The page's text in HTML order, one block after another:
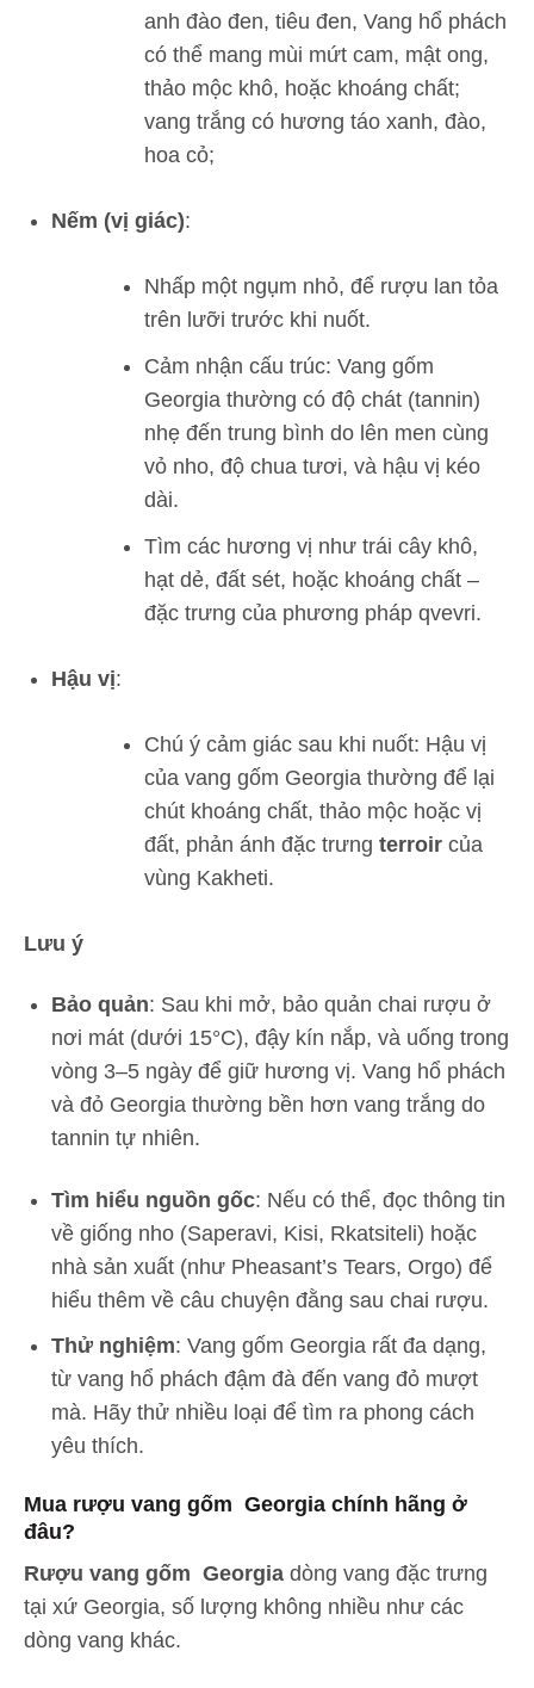
anh đào đen, tiêu đen, Vang hổ phách
có thể mang mùi mứt cam, mật ong,
thảo mộc khô, hoặc khoáng chất;
vang trắng có hương táo xanh, đào,
hoa cỏ;
Nếm (vị giác):
Nhấp một ngụm nhỏ, để rượu lan tỏa
trên lưỡi trước khi nuốt.
Cảm nhận cấu trúc: Vang gốm
Georgia thường có độ chát (tannin)
nhẹ đến trung bình do lên men cùng
vỏ nho, độ chua tươi, và hậu vị kéo
dài.
Tìm các hương vị như trái cây khô,
hạt dẻ, đất sét, hoặc khoáng chất –
đặc trưng của phương pháp qvevri.
Hậu vị:
Chú ý cảm giác sau khi nuốt: Hậu vị
của vang gốm Georgia thường để lại
chút khoáng chất, thảo mộc hoặc vị
đất, phản ánh đặc trưng terroircủa
vùng Kakheti.
Lưu ý
Bảo quản: Sau khi mở, bảo quản chai rượu ở
nơi mát (dưới 15°C), đậy kín nắp, và uống trong
vòng 3–5 ngày để giữ hương vị. Vang hổ phách
và đỏ Georgia thường bền hơn vang trắng do
tannin tự nhiên.
Tìm hiểu nguồn gốc: Nếu có thể, đọc thông tin
về giống nho (Saperavi, Kisi, Rkatsiteli) hoặc
nhà sản xuất (như Pheasant’s Tears, Orgo) để
hiểu thêm về câu chuyện đằng sau chai rượu.
Thử nghiệm: Vang gốm Georgia rất đa dạng,
từ vang hổ phách đậm đà đến vang đỏ mượt
mà. Hãy thử nhiều loại để tìm ra phong cách
yêu thích.
Mua rượu vang gốm Georgia chính hãng ở
đâu?
Rượu vang gốm Georgia dòng vang đặc trưng
tại xứ Georgia, số lượng không nhiều như các
dòng vang khác.